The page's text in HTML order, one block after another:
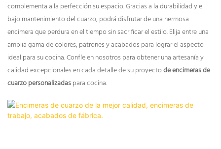
complementa a la perfección su espacio. Gracias a la durabilidad y el
bajo mantenimiento del cuarzo, podrá disfrutar de una hermosa
encimera que perdura en el tiempo sin sacrificar el estilo. Elija entre una
amplia gama de colores, patrones y acabados para lograr el aspecto
ideal para su cocina. Confíe en nosotros para obtener una artesanía y
calidad excepcionales en cada detalle de su proyectode encimeras de
cuarzo personalizadaspara cocina.